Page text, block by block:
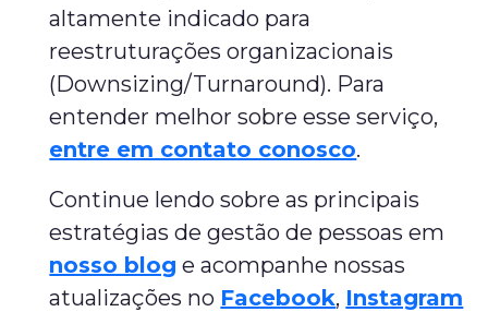
altamente indicado para
reestruturações organizacionais
(Downsizing/Turnaround). Para
entender melhor sobre esse serviço,
entre em contato conosco.
Continue lendo sobre as principais
estratégias de gestão de pessoas em
nosso blog e acompanhe nossas
atualizações no Facebook, Instagram